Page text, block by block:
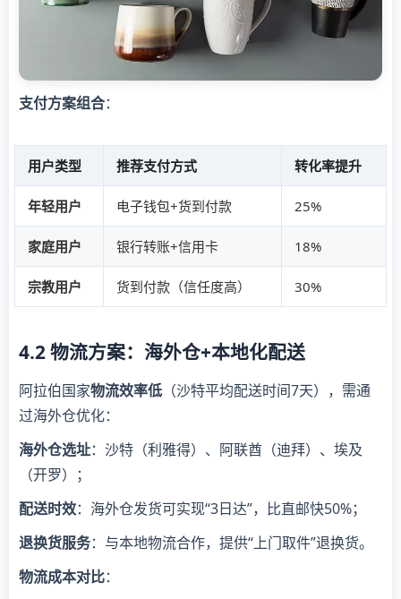
支付方案组合：
用户类型 推荐支付方式 转化率提升
年轻用户 电子钱包+货到付款 25%
家庭用户 银行转账+信用卡 18%
宗教用户 货到付款（信任度高） 30%
4.2 物流方案：海外仓+本地化配送
阿拉伯国家物流效率低 （沙特平均配送时间7天），需通
过海外仓优化：
海外仓选址：沙特（利雅得）、阿联酋（迪拜）、埃及
（开罗）；
配送时效：海外仓发货可实现“3日达”，比直邮快50%；
退换货服务：与本地物流合作，提供“上门取件”退换货。
物流成本对比：